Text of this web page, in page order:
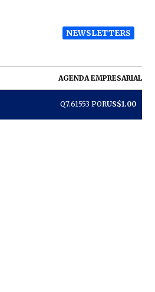
NEWSLETTERS
AGENDA EMPRESARIAL
Q7.61553 PORUS$1.00